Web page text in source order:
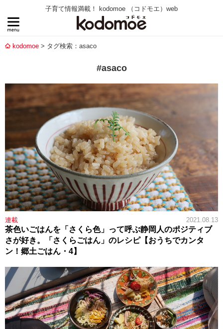
子育て情報満載！ kodomoe （コドモエ）web
kodomoe タグ検索：asaco
#asaco
連載 2021.08.13
茶色いごはんを「さくら色」って呼ぶ静岡人のポジティブ
さが好き。「さくらごはん」のレシピ【おうちでカンタ
ン！郷土ごはん・4】